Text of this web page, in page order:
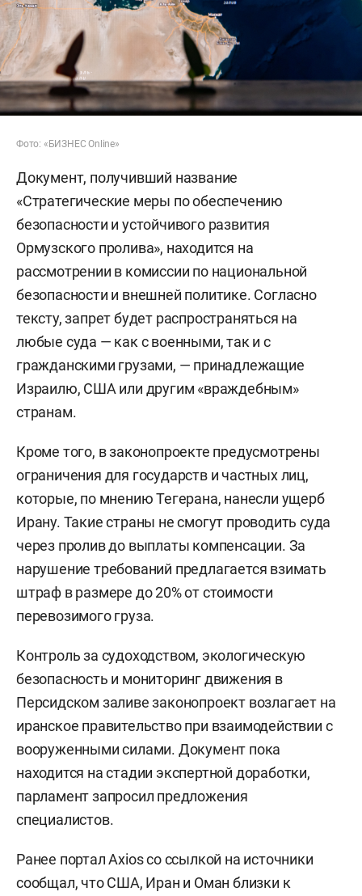
Фото: «БИЗНЕС Online»
Документ, получивший название
«Стратегические меры по обеспечению
безопасности и устойчивого развития
Ормузского пролива», находится на
рассмотрении в комиссии по национальной
безопасности и внешней политике. Согласно
тексту, запрет будет распространяться на
любые суда — как с военными, так и с
гражданскими грузами, — принадлежащие
Израилю, США или другим «враждебным»
странам.
Кроме того, в законопроекте предусмотрены
ограничения для государств и частных лиц,
которые, по мнению Тегерана, нанесли ущерб
Ирану. Такие страны не смогут проводить суда
через пролив до выплаты компенсации. За
нарушение требований предлагается взимать
штраф в размере до 20% от стоимости
перевозимого груза.
Контроль за судоходством, экологическую
безопасность и мониторинг движения в
Персидском заливе законопроект возлагает на
иранское правительство при взаимодействии с
вооруженными силами. Документ пока
находится на стадии экспертной доработки,
парламент запросил предложения
специалистов.
Ранее портал Axios со ссылкой на источники
сообщал, что США, Иран и Оман близки к